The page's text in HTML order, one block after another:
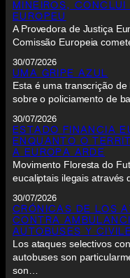
MINEIROS,
EUROPEU
A Provedora de Justiça
Comissão Europeia
30/07/2026
UMA GRIPE AZUL
Esta é uma transcrição
sobre o policiamento de
30/07/2026
ESTADO FINANCIA
ENQUANTO O
A EUROPA ARDE
Movimento Floresta do
eucaliptais ilegais através
30/07/2026
CRÓNICAS DE LOS
CONTRA
AUTOBUSES Y
Los ataques selectivos
autobuses son
son…